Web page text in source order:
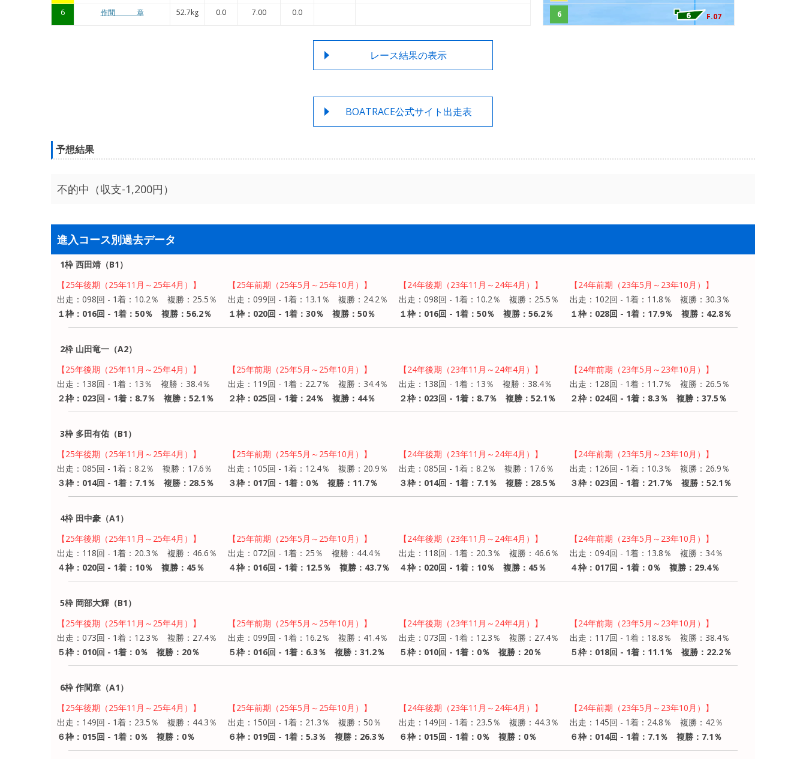
6 作間 章 52.7kg 0.0 7.00 0.0
6
F.07
レース結果の表示
BOATRACE公式サイト出走表
予想結果
不的中（収支-1,200円）
進入コース別過去データ
1枠 西田靖（B1）
【25年後期（25年11月～25年4月）】
出走：098回 - 1着：10.2％ 複勝：25.5％
１枠：016回 - 1着：50％ 複勝：56.2％
【25年前期（25年5月～25年10月）】
出走：099回 - 1着：13.1％ 複勝：24.2％
１枠：020回 - 1着：30％ 複勝：50％
【24年後期（23年11月～24年4月）】
出走：098回 - 1着：10.2％ 複勝：25.5％
１枠：016回 - 1着：50％ 複勝：56.2％
【24年前期（23年5月～23年10月）】
出走：102回 - 1着：11.8％ 複勝：30.3％
１枠：028回 - 1着：17.9％ 複勝：42.8％
2枠 山田竜一（A2）
【25年後期（25年11月～25年4月）】
出走：138回 - 1着：13％ 複勝：38.4％
２枠：023回 - 1着：8.7％ 複勝：52.1％
【25年前期（25年5月～25年10月）】
出走：119回 - 1着：22.7％ 複勝：34.4％
２枠：025回 - 1着：24％ 複勝：44％
【24年後期（23年11月～24年4月）】
出走：138回 - 1着：13％ 複勝：38.4％
２枠：023回 - 1着：8.7％ 複勝：52.1％
【24年前期（23年5月～23年10月）】
出走：128回 - 1着：11.7％ 複勝：26.5％
２枠：024回 - 1着：8.3％ 複勝：37.5％
3枠 多田有佑（B1）
【25年後期（25年11月～25年4月）】
出走：085回 - 1着：8.2％ 複勝：17.6％
３枠：014回 - 1着：7.1％ 複勝：28.5％
【25年前期（25年5月～25年10月）】
出走：105回 - 1着：12.4％ 複勝：20.9％
３枠：017回 - 1着：0％ 複勝：11.7％
【24年後期（23年11月～24年4月）】
出走：085回 - 1着：8.2％ 複勝：17.6％
３枠：014回 - 1着：7.1％ 複勝：28.5％
【24年前期（23年5月～23年10月）】
出走：126回 - 1着：10.3％ 複勝：26.9％
３枠：023回 - 1着：21.7％ 複勝：52.1％
4枠 田中豪（A1）
【25年後期（25年11月～25年4月）】
出走：118回 - 1着：20.3％ 複勝：46.6％
４枠：020回 - 1着：10％ 複勝：45％
【25年前期（25年5月～25年10月）】
出走：072回 - 1着：25％ 複勝：44.4％
４枠：016回 - 1着：12.5％ 複勝：43.7％
【24年後期（23年11月～24年4月）】
出走：118回 - 1着：20.3％ 複勝：46.6％
４枠：020回 - 1着：10％ 複勝：45％
【24年前期（23年5月～23年10月）】
出走：094回 - 1着：13.8％ 複勝：34％
４枠：017回 - 1着：0％ 複勝：29.4％
5枠 岡部大輝（B1）
【25年後期（25年11月～25年4月）】
出走：073回 - 1着：12.3％ 複勝：27.4％
５枠：010回 - 1着：0％ 複勝：20％
【25年前期（25年5月～25年10月）】
出走：099回 - 1着：16.2％ 複勝：41.4％
５枠：016回 - 1着：6.3％ 複勝：31.2％
【24年後期（23年11月～24年4月）】
出走：073回 - 1着：12.3％ 複勝：27.4％
５枠：010回 - 1着：0％ 複勝：20％
【24年前期（23年5月～23年10月）】
出走：117回 - 1着：18.8％ 複勝：38.4％
５枠：018回 - 1着：11.1％ 複勝：22.2％
6枠 作間章（A1）
【25年後期（25年11月～25年4月）】
出走：149回 - 1着：23.5％ 複勝：44.3％
６枠：015回 - 1着：0％ 複勝：0％
【25年前期（25年5月～25年10月）】
出走：150回 - 1着：21.3％ 複勝：50％
６枠：019回 - 1着：5.3％ 複勝：26.3％
【24年後期（23年11月～24年4月）】
出走：149回 - 1着：23.5％ 複勝：44.3％
６枠：015回 - 1着：0％ 複勝：0％
【24年前期（23年5月～23年10月）】
出走：145回 - 1着：24.8％ 複勝：42％
６枠：014回 - 1着：7.1％ 複勝：7.1％